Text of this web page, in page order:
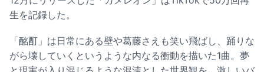
生を記録した。
「酩酊」は日常にある壁や葛藤さえも笑い飛ばし、踊りな
がら壊していくというような内なる衝動を描いた1曲。夢